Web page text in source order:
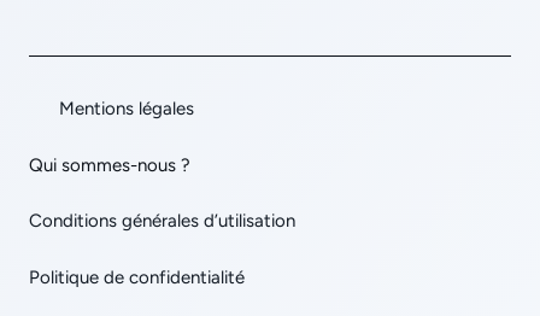
Mentions légales
Qui sommes-nous ?
Conditions générales d’utilisation
Politique de confidentialité